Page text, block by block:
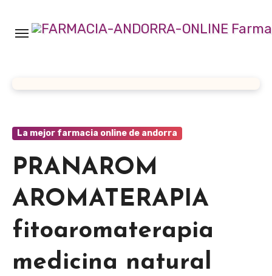
contenido
La mejor farmacia online de andorra
PRANAROM
AROMATERAPIA
fitoaromaterapia
medicina natural